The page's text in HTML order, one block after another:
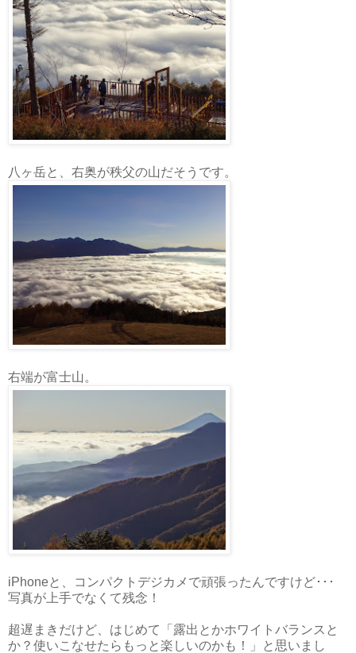
八ヶ岳と、右奥が秩父の山だそうです。
右端が富士山。
iPhoneと、コンパクトデジカメで頑張ったんですけど･･･
写真が上手でなくて残念！
超遅まきだけど、はじめて「露出とかホワイトバランスと
か？使いこなせたらもっと楽しいのかも！」と思いまし